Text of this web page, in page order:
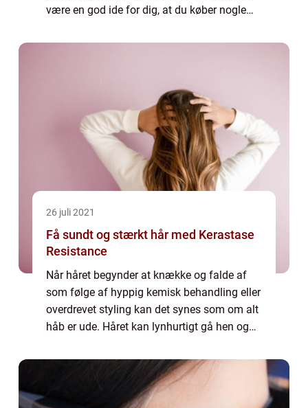
være en god ide for dig, at du køber nogle
26 juli 2021
Få sundt og stærkt hår med Kerastase
Resistance
Når håret begynder at knække og falde af
som følge af hyppig kemisk behandling eller
overdrevet styling kan det synes som om alt
håb er ude. Håret kan lynhurtigt gå hen og